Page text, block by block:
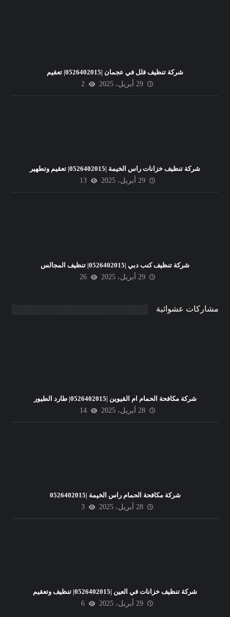
شركة تنظيف فلل في عجمان |0526402015| تعقيم
29 أبريل، 2025
2
شركة تنظيف خزانات راس الخيمة |0526402015| تعقيم وتطهير
29 أبريل، 2025
13
شركة تنظيف كنب دبي |0526402015| تنظيف المجالس
29 أبريل، 2025
26
مشاركات عشوائية
شركة مكافحة الحمام ام القيوين |0526402015| طارد الطيور
28 أبريل، 2025
14
شركة مكافحة الحمام راس الخيمة |0526402015
28 أبريل، 2025
3
شركة تنظيف خزانات في العين |0526402015| تنظيف وتعقيم
29 أبريل، 2025
6